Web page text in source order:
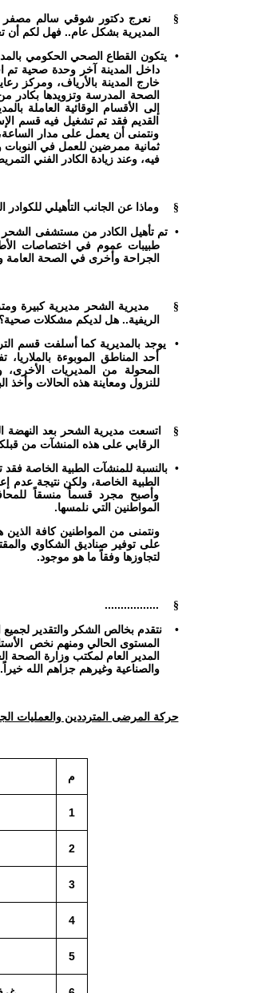
§
نعرج دكتور شوقي سالم مصفر
المديرية بشكل عام.. فهل لكم أن
•
يتكون القطاع الصحي الحكومي
داخل المدينة آخر وحدة صحية
خارج المدينة بالأرياف، ومركز
الصحة المدرسة وتزويدها بكادر
إلى الأقسام الوقائية العاملة
القديم فقد تم تشغيل فيه قسم
ونتمنى أن يعمل على مدار
ثمانية ممرضين للعمل في النوبات
فيه، وعند زيادة الكادر الفني
§ وماذا عن الجانب التأهيلي للكوادر
• تم تأهيل الكادر من مستشفى الشحر
طبيبات عموم في اختصاصات
الجراحة وأخرى في الصحة العامة
§
مديرية الشحر مديرية كبيرة
الريفية.. هل لديكم مشكلات صحية؟
•
يوجد بالمديرية كما أسلفت قسم
أحد المناطق الموبوءة
المحولة من المديريات
للنزول ومعاينة هذه الحالات وأخذ
§
اتسعت مديرية الشحر بعد النهضة
الرقابي على هذه المنشآت من
•
بالنسبة للمنشآت الطبية الخاصة
الطبية الخاصة، ولكن نتيجة عدم
وأصبح مجرد قسماً منسقاً
المواطنين التي نلمسها.
ونتمنى من المواطنين كافة الذين
على توفير صناديق الشكاوي
لتجاوزها وفقاً ما هو موجود.
§
.................
•
نتقدم بخالص الشكر والتقدير
المستوى الحالي ومنهم نخص
المدير العام لمكتب وزارة الصحة
والصناعية وغيرهم جزاهم الله خيراً.
حركة المرضى المترددين والعمليات
م
1
2
3
4
5